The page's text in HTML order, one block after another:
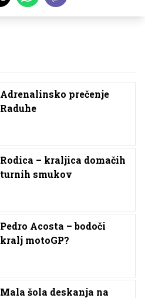
Adrenalinsko prečenje
Raduhe
Rodica – kraljica domačih
turnih smukov
Pedro Acosta – bodoči
kralj motoGP?
Mala šola deskanja na